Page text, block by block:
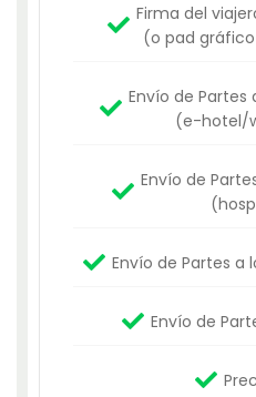
Firma del
(o pad
Envío de Partes
(e-hotel/
Envío de
Envío de Partes a
Envío de